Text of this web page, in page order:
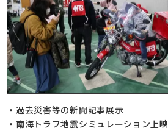
・過去災害等の新聞記事展示
・南海トラフ地震シミュレーション上映